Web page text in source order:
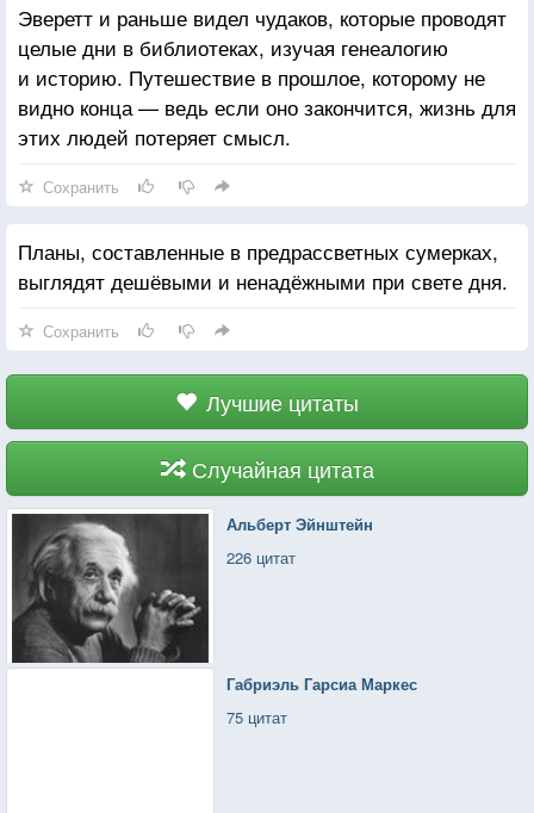
Эверетт и раньше видел чудаков, которые проводят
целые дни в библиотеках, изучая генеалогию
и историю. Путешествие в прошлое, которому не
видно конца — ведь если оно закончится, жизнь для
этих людей потеряет смысл.
Сохранить
Планы, составленные в предрассветных сумерках,
выглядят дешёвыми и ненадёжными при свете дня.
Сохранить
Лучшие цитаты
Случайная цитата
Альберт Эйнштейн
226 цитат
Габриэль Гарсиа Маркес
75 цитат